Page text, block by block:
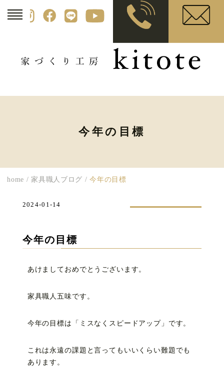
今年の目標
home /家具職人ブログ /今年の目標
今年の目標
2024-01-14
あけましておめでとうございます。
家具職人五味です。
今年の目標は「ミスなくスピードアップ」です。
これは永遠の課題と言ってもいいくらい難題でも
あります。